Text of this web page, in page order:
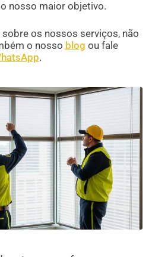
nosso maior objetivo.
os nossos serviços, não
o nosso blog ou fale
.